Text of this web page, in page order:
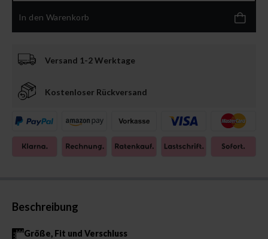
In den Warenkorb
Versand 1-2 Werktage
Kostenloser Rückversand
Beschreibung
Größe, Fit und Verschluss